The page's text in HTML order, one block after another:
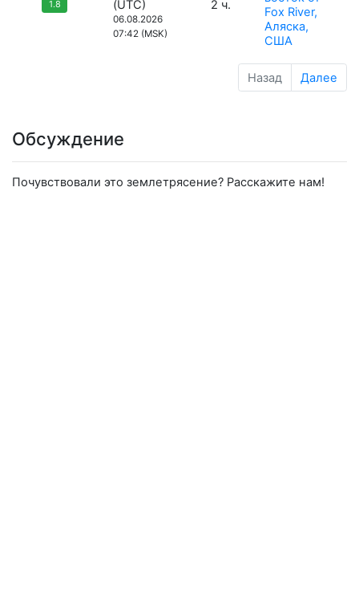
1.8
(UTC)
06.08.2026
07:42 (MSK)
2 ч.
Fox River,
Аляска,
США
Назад Далее
Обсуждение
Почувствовали это землетрясение? Расскажите нам!